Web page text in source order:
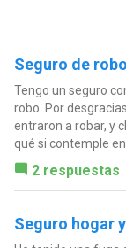
Seguro de robo
Tengo un seguro
robo. Por
entraron a robar, y
qué si contemple
2 respuestas
Seguro hogar